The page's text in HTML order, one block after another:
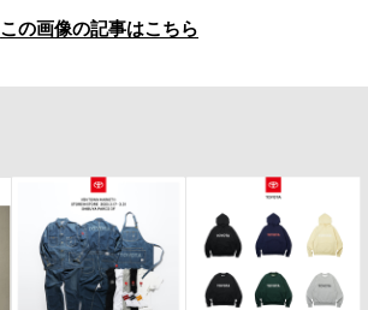
この画像の記事はこちら